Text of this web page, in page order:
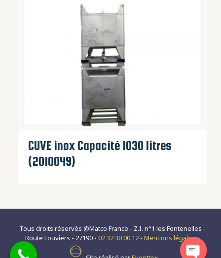
CUVE inox Capacité 1030 litres
(2010049)
Tous droits réservés @Matco France - Z.I. n°1 les Fontenelles -
Route Louviers - 27190 -02 32 30 00 12 -Mentions légales-